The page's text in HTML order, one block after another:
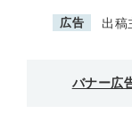
広告 出稿
バナー広